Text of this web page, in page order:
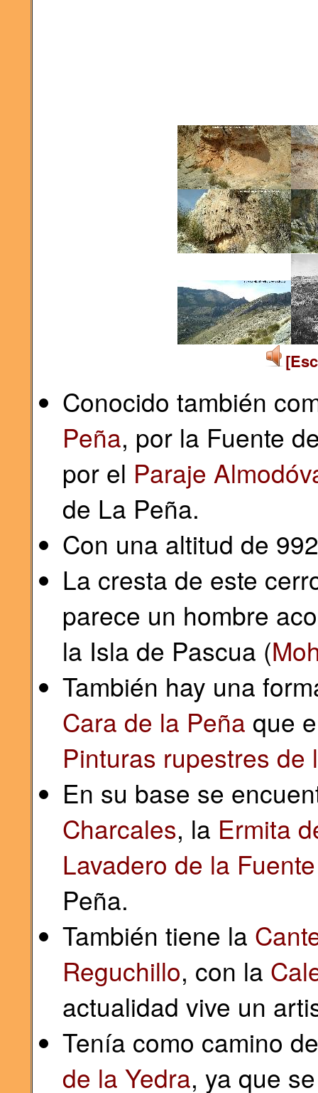
Conocido también
Peña, por la Fuente
por el Paraje
de La Peña.
Con una altitud de
La cresta de este
parece un hombre
la Isla de Pascua (
También hay una
Cara de la Peña que
Pinturas rupestres de
En su base se
Charcales, la Ermita
Lavadero de la
Peña.
También tiene la
Reguchillo, con la
actualidad vive un
Tenía como camino
de la Yedra, ya que